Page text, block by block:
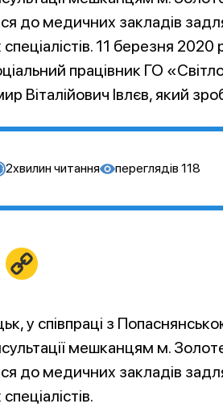
до медичних закладів
11 березня 2020
працівник ГО
Віталійович Івлєв, який
2хвилин читання переглядів 118
LinkedIn
у співпраці з
мешканцям м.
до медичних закладів